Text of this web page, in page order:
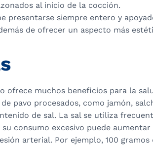
al inicio de la cocción.
presentarse siempre entero y
de ofrecer un aspecto más
ofrece muchos beneficios para la
pavo procesados, como jamón,
de sal. La sal se utiliza
consumo excesivo puede
arterial. Por ejemplo, 100 gramos